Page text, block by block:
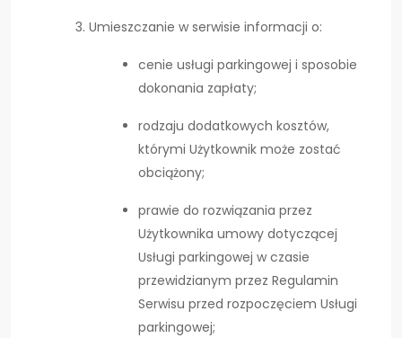
Umieszczanie w serwisie informacji o:
cenie usługi parkingowej i sposobie
dokonania zapłaty;
rodzaju dodatkowych kosztów,
którymi Użytkownik może zostać
obciążony;
prawie do rozwiązania przez
Użytkownika umowy dotyczącej
Usługi parkingowej w czasie
przewidzianym przez Regulamin
Serwisu przed rozpoczęciem Usługi
parkingowej;